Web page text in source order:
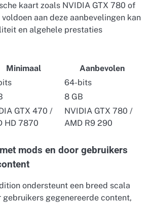
kaart zoals NVIDIA GTX 780 of
aan deze aanbevelingen kan
en algehele prestaties
Minimaal
Aanbevolen
64-bits
8 GB
GTX 470 /
HD 7870
NVIDIA GTX 780 /
AMD R9 290
mods en door gebruikers
ondersteunt een breed scala
gebruikers gegenereerde content,